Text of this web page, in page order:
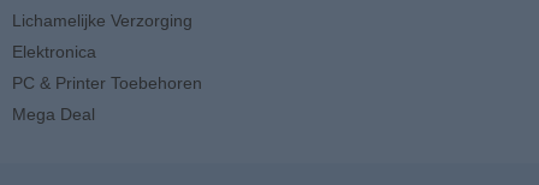
Lichamelijke Verzorging
Elektronica
PC & Printer Toebehoren
Mega Deal